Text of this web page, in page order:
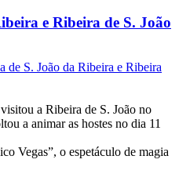
e Ribeira de S. João
de S. João da Ribeira e Ribeira
a Ribeira de S. João no
a animar as hostes no dia 11
Vegas”, o espetáculo de magia